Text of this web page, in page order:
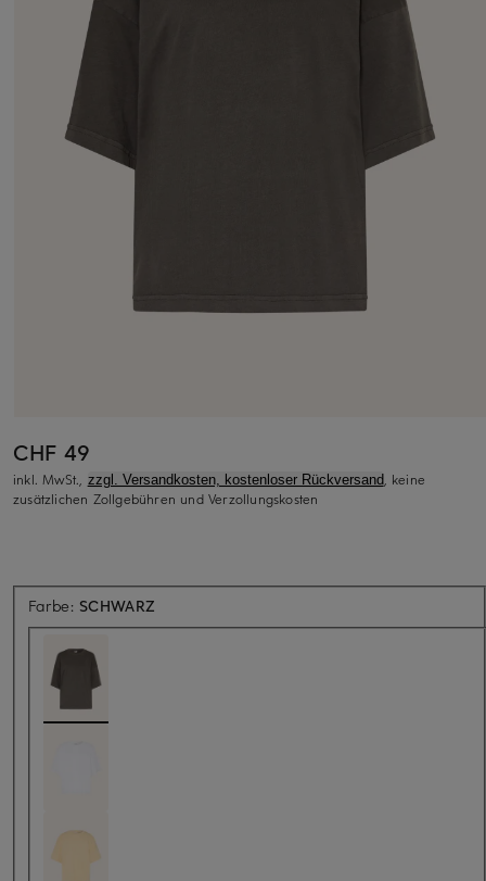
CHF 49
inkl. MwSt., zzgl. Versandkosten, kostenloser Rückversand, keine
zusätzlichen Zollgebühren und Verzollungskosten
Farbe: SCHWARZ